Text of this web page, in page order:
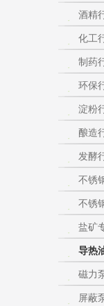
热
酒精
化工
制药
环保
淀粉
酿造
发酵
不锈
不锈
盐矿
导热
磁力
屏蔽